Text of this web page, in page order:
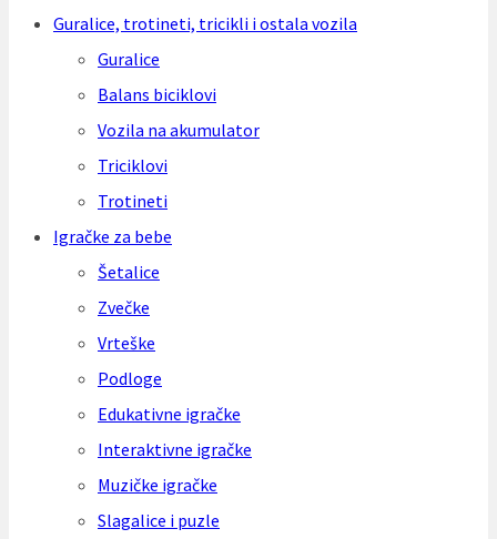
Guralice, trotineti, tricikli i ostala vozila
Guralice
Balans biciklovi
Vozila na akumulator
Triciklovi
Trotineti
Igračke za bebe
Šetalice
Zvečke
Vrteške
Podloge
Edukativne igračke
Interaktivne igračke
Muzičke igračke
Slagalice i puzle